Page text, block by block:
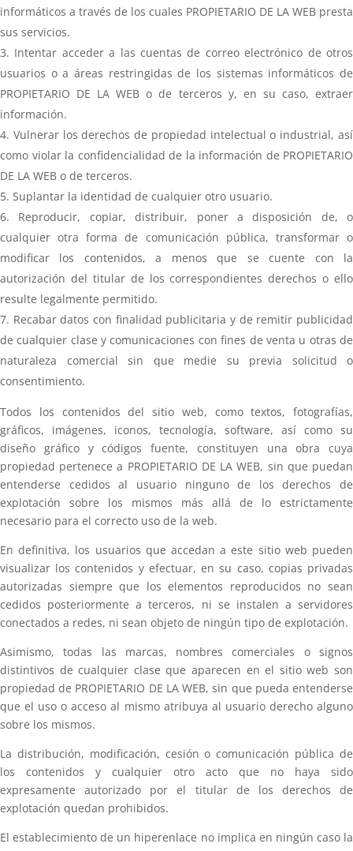
informáticos a través de los cuales PROPIETARIO DE LA WEB presta
sus servicios.
Intentar acceder a las cuentas de correo electrónico de otros
usuarios o a áreas restringidas de los sistemas informáticos de
PROPIETARIO DE LA WEB o de terceros y, en su caso, extraer
información.
Vulnerar los derechos de propiedad intelectual o industrial, así
como violar la confidencialidad de la información de PROPIETARIO
DE LA WEB o de terceros.
Suplantar la identidad de cualquier otro usuario.
Reproducir, copiar, distribuir, poner a disposición de, o
cualquier otra forma de comunicación pública, transformar o
modificar los contenidos, a menos que se cuente con la
autorización del titular de los correspondientes derechos o ello
resulte legalmente permitido.
Recabar datos con finalidad publicitaria y de remitir publicidad
de cualquier clase y comunicaciones con fines de venta u otras de
naturaleza comercial sin que medie su previa solicitud o
consentimiento.
Todos los contenidos del sitio web, como textos, fotografías,
gráficos, imágenes, iconos, tecnología, software, así como su
diseño gráfico y códigos fuente, constituyen una obra cuya
propiedad pertenece a PROPIETARIO DE LA WEB, sin que puedan
entenderse cedidos al usuario ninguno de los derechos de
explotación sobre los mismos más allá de lo estrictamente
necesario para el correcto uso de la web.
En definitiva, los usuarios que accedan a este sitio web pueden
visualizar los contenidos y efectuar, en su caso, copias privadas
autorizadas siempre que los elementos reproducidos no sean
cedidos posteriormente a terceros, ni se instalen a servidores
conectados a redes, ni sean objeto de ningún tipo de explotación.
Asimismo, todas las marcas, nombres comerciales o signos
distintivos de cualquier clase que aparecen en el sitio web son
propiedad de PROPIETARIO DE LA WEB, sin que pueda entenderse
que el uso o acceso al mismo atribuya al usuario derecho alguno
sobre los mismos.
La distribución, modificación, cesión o comunicación pública de
los contenidos y cualquier otro acto que no haya sido
expresamente autorizado por el titular de los derechos de
explotación quedan prohibidos.
El establecimiento de un hiperenlace no implica en ningún caso la